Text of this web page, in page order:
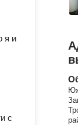
я и
с